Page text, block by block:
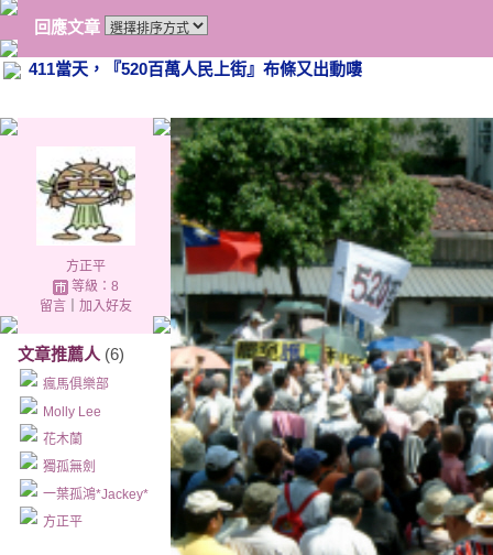
回應文章
411當天，『520百萬人民上街』布條又出動嘍
方正平
等級：8
留言｜ 加入好友
文章推薦人 (6)
瘋馬俱樂部
Molly Lee
花木蘭
獨孤無劍
一葉孤鴻*Jackey*
方正平